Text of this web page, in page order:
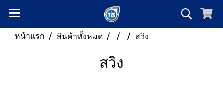
หน้าแรก สินค้าทั้งหมด สวิง
สวิง